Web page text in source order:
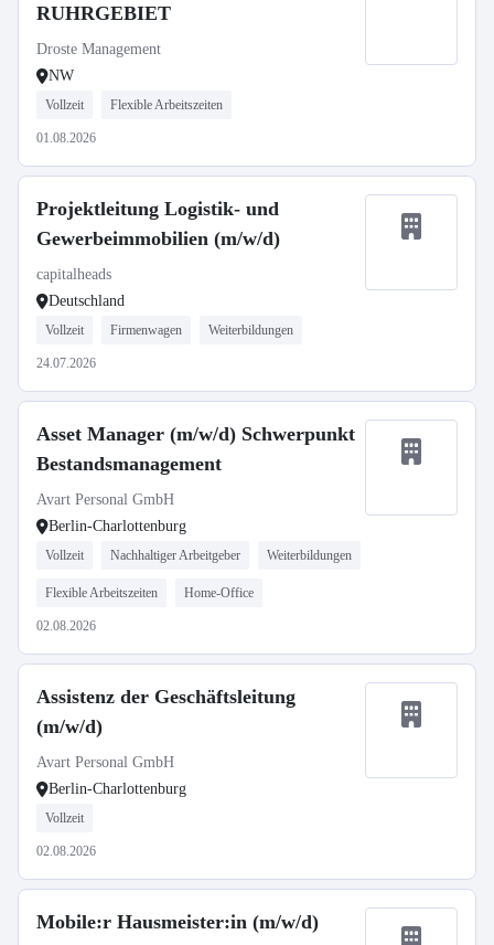
RUHRGEBIET
Droste Management
NW
Vollzeit Flexible Arbeitszeiten
01.08.2026
Projektleitung Logistik- und
Gewerbeimmobilien (m/w/d)
capitalheads
Deutschland
Vollzeit Firmenwagen Weiterbildungen
24.07.2026
Asset Manager (m/w/d) Schwerpunkt
Bestandsmanagement
Avart Personal GmbH
Berlin-Charlottenburg
Vollzeit Nachhaltiger Arbeitgeber Weiterbildungen
Flexible Arbeitszeiten Home-Office
02.08.2026
Assistenz der Geschäftsleitung
(m/w/d)
Avart Personal GmbH
Berlin-Charlottenburg
Vollzeit
02.08.2026
Mobile:r Hausmeister:in (m/w/d)